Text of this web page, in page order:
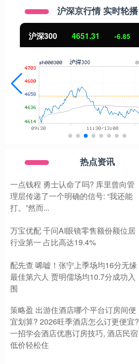
沪深京行情 实时轮播
沪深300 4651.31 -6.85
热点资讯
一点钱程 勇士认命了吗? 库里曾向管
理层传递了一个明确的信号: “我还能
打。”然而...
万宝优配 千问AI眼镜零售额份额位居
行业第一 占比高达19.4%
配先查 唏嘘！张宁上季场均16分无缘
最佳第六人 贾明儒场均10.7分成功入
围
策略盈 出游住酒店哪个平台订房间便
宜划算? 2026旺季酒店怎么订更便宜?
一招学会酒店优惠订房技巧, 酒店民宿
低价轻松住